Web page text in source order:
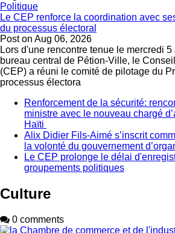
Politique
Le CEP renforce la coordination avec
du processus électoral
Post on Aug 06, 2026
Lors d'une rencontre tenue le mercredi
bureau central de Pétion-Ville, le
(CEP) a réuni le comité de pilotage du
processus électora
Renforcement de la sécurité:
ministre avec le nouveau chargé
Haïti
Alix Didier Fils-Aimé s’inscrit
la volonté du gouvernement
Le CEP prolonge le délai
groupements politiques
Culture
0 comments